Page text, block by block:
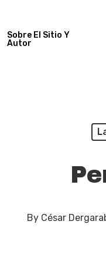
Sobre El Sitio Y
Autor
By César